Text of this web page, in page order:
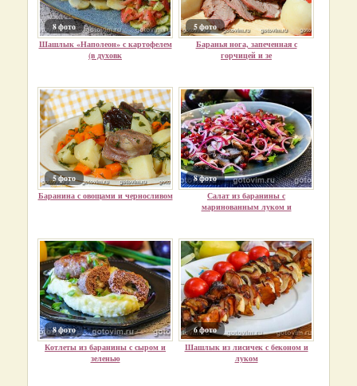
8 фото
Шашлык «Наполеон» с картофелем
(в духовк
5 фото
Баранья нога, запеченная с
горчицей и зе
5 фото
Баранина с овощами и черносливом
8 фото
Салат из баранины с
маринованным луком и
8 фото
Котлеты из баранины с сыром и
зеленью
6 фото
Шашлык из лисичек с беконом и
луком